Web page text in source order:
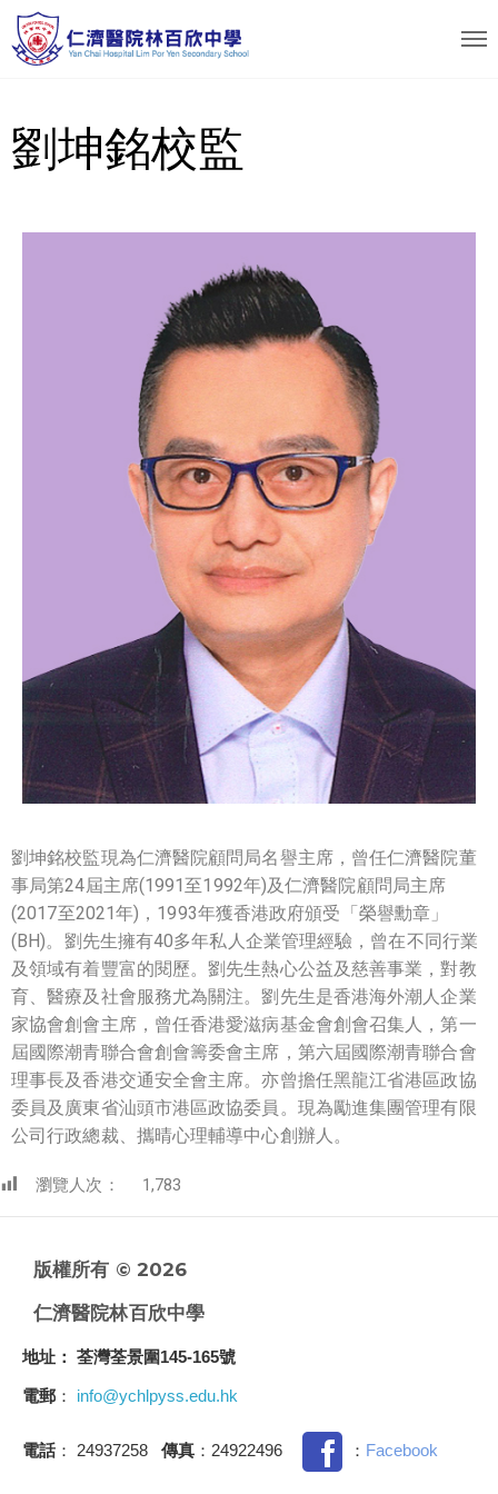
劉坤銘校監
劉坤銘校監現為仁濟醫院顧問局名譽主席，曾任仁濟醫院董
事局第24屆主席(1991至1992年)及仁濟醫院顧問局主席
(2017至2021年) ， 1993年獲香港政府頒受「榮譽勳章」
(BH)。劉先生擁有40多年私人企業管理經驗，曾在不同行業
及領域有着豐富的閱歷。劉先生熱心公益及慈善事業，對教
育、醫療及社會服務尤為關注。劉先生是香港海外潮人企業
家協會創會主席，曾任香港愛滋病基金會創會召集人，第一
屆國際潮青聯合會創會籌委會主席，第六屆國際潮青聯合會
理事長及香港交通安全會主席。亦曾擔任黑龍江省港區政協
委員及廣東省汕頭市港區政協委員。現為勵進集團管理有限
公司行政總裁、攜晴心理輔導中心創辦人。
瀏覽人次： 1,783
版權所有 © 2026
仁濟醫院林百欣中學
地址 ： 荃灣荃景圍145-165號
電郵 ： info@ychlpyss.edu.hk
電話 ： 24937258 傳真 ：24922496 ： Facebook